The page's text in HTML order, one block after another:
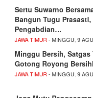
Sertu Suwarno
Bangun Tugu Prasasti,
Pengabdian…
JAWA TIMUR - MINGGU, 9
Minggu Bersih, Satgas
Gotong Royong
JAWA TIMUR - MINGGU, 9